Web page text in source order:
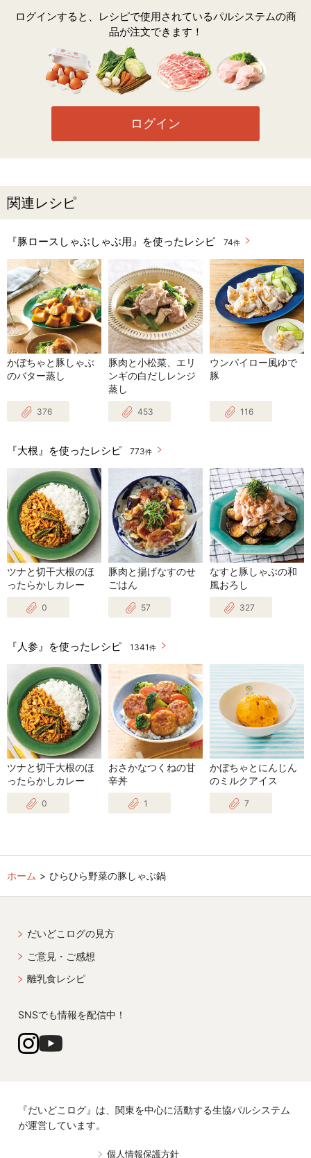
ログインすると、レシピで使用されているパルシステムの商
品が注文できます！
ログイン
関連レシピ
『豚ロースしゃぶしゃぶ用』を使ったレシピ 74件
かぼちゃと豚しゃぶ
のバター蒸し
376
豚肉と小松菜、エリ
ンギの白だしレンジ
蒸し
453
ウンパイロー風ゆで
豚
116
『大根』を使ったレシピ 773件
ツナと切干大根のほ
ったらかしカレー
0
豚肉と揚げなすのせ
ごはん
57
なすと豚しゃぶの和
風おろし
327
『人参』を使ったレシピ 1341 件
ツナと切干大根のほ
ったらかしカレー
0
おさかなつくねの甘
辛丼
1
かぼちゃとにんじん
のミルクアイス
7
ホーム ひらひら野菜の豚しゃぶ鍋
だいどこログの見方
ご意見・ご感想
離乳食レシピ
SNSでも情報を配信中！
『だいどこログ』は、関東を中心に活動する生協パルシステム
が運営しています。
個人情報保護方針